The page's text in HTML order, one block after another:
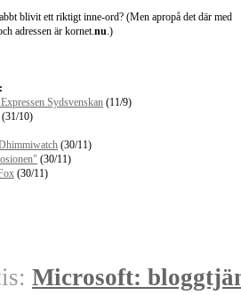
blivit ett riktigt inne-ord? (Men apropå det där med
adressen är kornet.nu.)
Sydsvenskan (11/9)
(31/10)
(30/11)
(30/11)
(30/11)
Microsoft: